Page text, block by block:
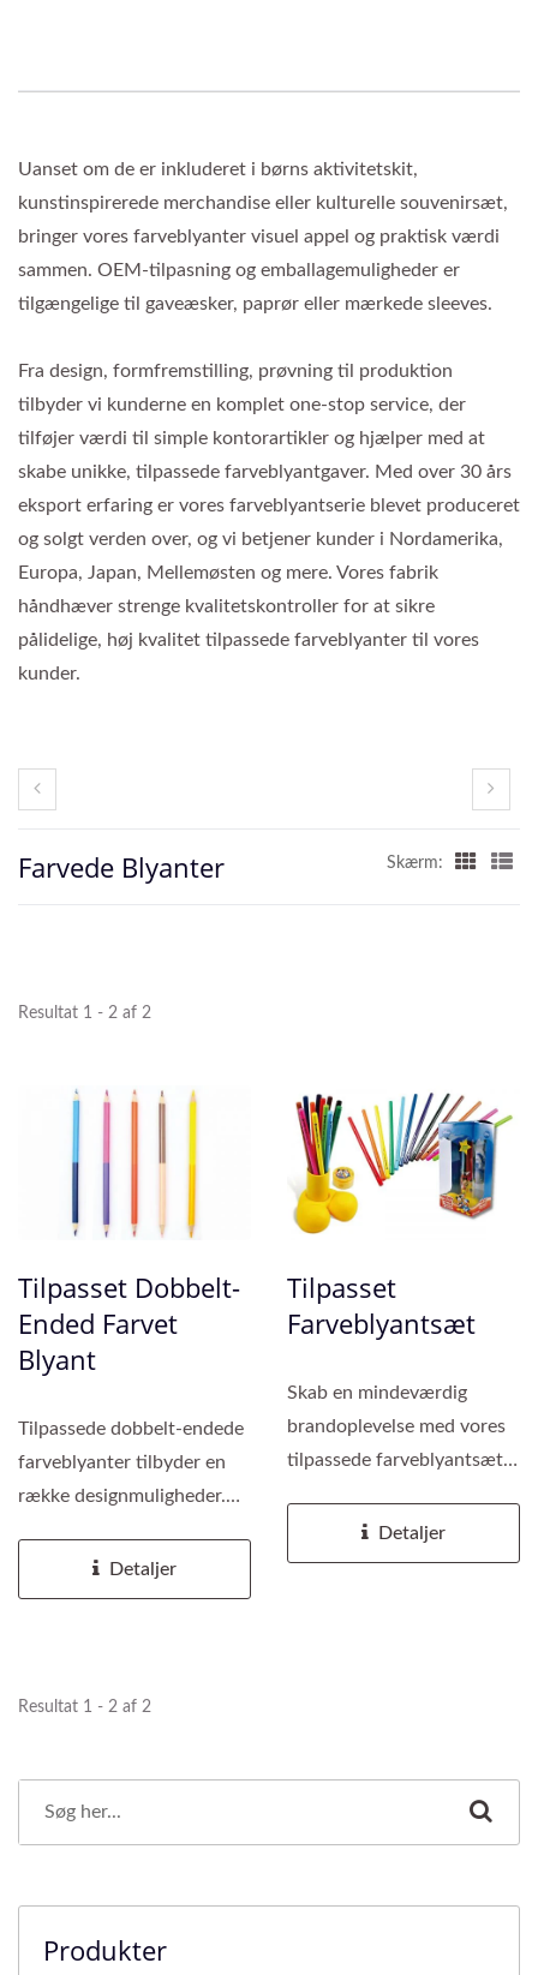
Uanset om de er inkluderet i børns aktivitetskit,
kunstinspirerede merchandise eller kulturelle souvenirsæt,
bringer vores farveblyanter visuel appel og praktisk værdi
sammen. OEM-tilpasning og emballagemuligheder er
tilgængelige til gaveæsker, paprør eller mærkede sleeves.
Fra design, formfremstilling, prøvning til produktion
tilbyder vi kunderne en komplet one-stop service, der
tilføjer værdi til simple kontorartikler og hjælper med at
skabe unikke, tilpassede farveblyantgaver. Med over 30 års
eksport erfaring er vores farveblyantserie blevet produceret
og solgt verden over, og vi betjener kunder i Nordamerika,
Europa, Japan, Mellemøsten og mere. Vores fabrik
håndhæver strenge kvalitetskontroller for at sikre
pålidelige, høj kvalitet tilpassede farveblyanter til vores
kunder.
Farvede Blyanter Skærm:
Resultat 1 - 2 af 2
Tilpasset Dobbelt-
Ended Farvet
Blyant
Tilpassede dobbelt-endede
farveblyanter tilbyder en
række designmuligheder.
Detaljer
Tilpasset
Farveblyantsæt
Skab en mindeværdig
brandoplevelse med vores
tilpassede farveblyantsæt -
Detaljer
Resultat 1 - 2 af 2
Produkter